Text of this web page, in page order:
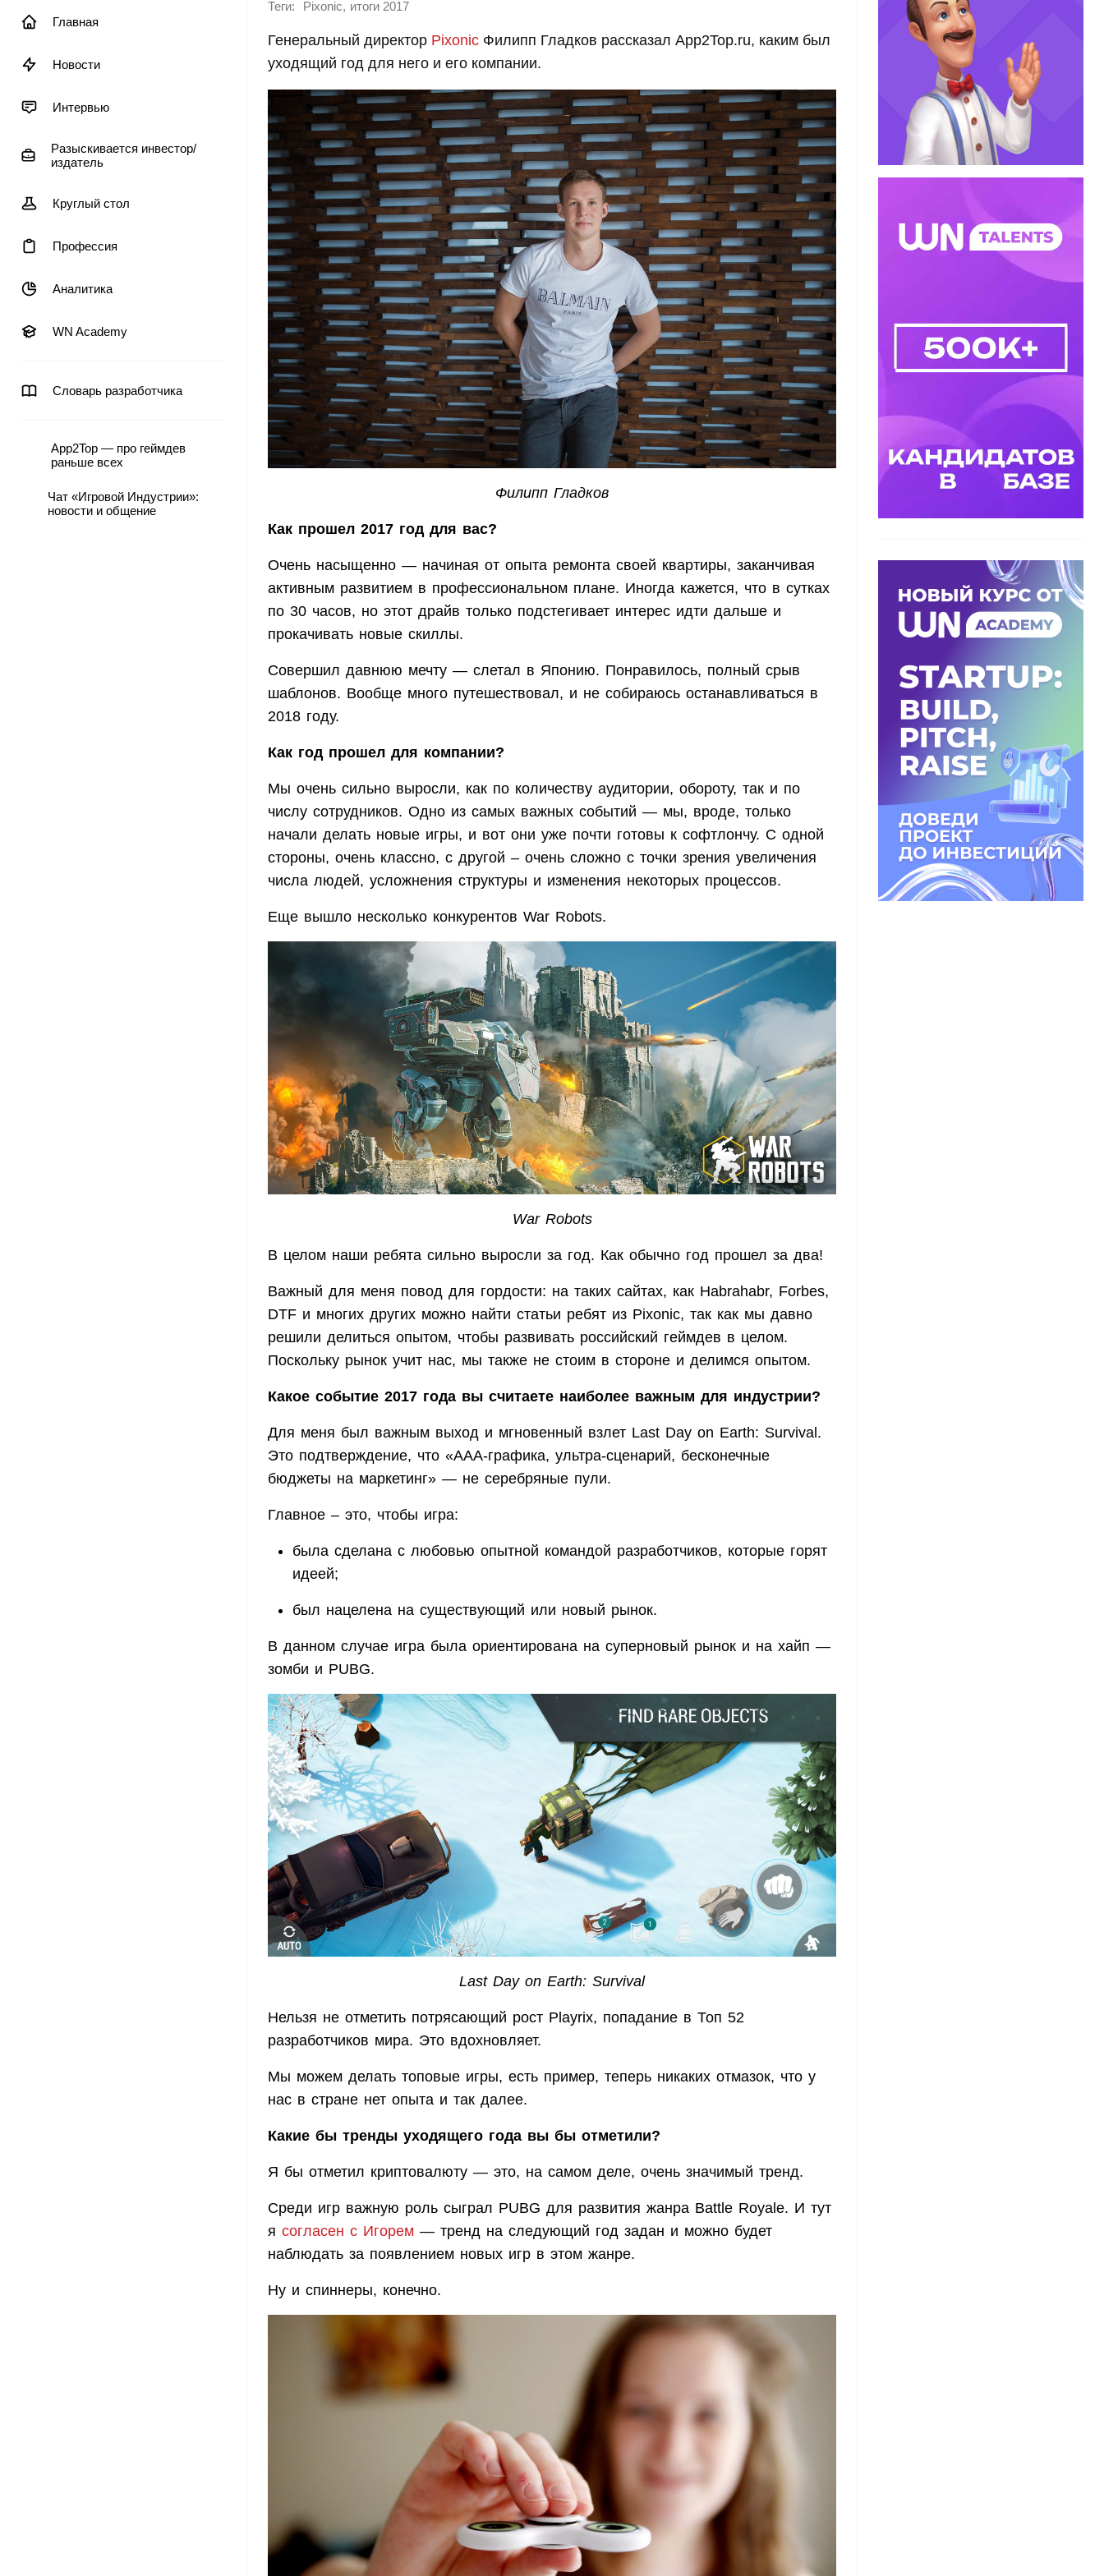
Главная
Новости
Интервью
Разыскивается инвестор/
издатель
Круглый стол
Профессия
Аналитика
WN Academy
Словарь разработчика
App2Top — про геймдев
раньше всех
Чат «Игровой Индустрии»:
новости и общение
Теги: Pixonic, итоги 2017
Генеральный директор Pixonic Филипп Гладков рассказал App2Top.ru, каким был
уходящий год для него и его компании.
Филипп Гладков
Как прошел 2017 год для вас?
Очень насыщенно — начиная от опыта ремонта своей квартиры, заканчивая
активным развитием в профессиональном плане. Иногда кажется, что в сутках
по 30 часов, но этот драйв только подстегивает интерес идти дальше и
прокачивать новые скиллы.
Совершил давнюю мечту — слетал в Японию. Понравилось, полный срыв
шаблонов. Вообще много путешествовал, и не собираюсь останавливаться в
2018 году.
Как год прошел для компании?
Мы очень сильно выросли, как по количеству аудитории, обороту, так и по
числу сотрудников. Одно из самых важных событий — мы, вроде, только
начали делать новые игры, и вот они уже почти готовы к софтлончу. С одной
стороны, очень классно, с другой – очень сложно с точки зрения увеличения
числа людей, усложнения структуры и изменения некоторых процессов.
Еще вышло несколько конкурентов War Robots.
War Robots
В целом наши ребята сильно выросли за год. Как обычно год прошел за два!
Важный для меня повод для гордости: на таких сайтах, как Habrahabr, Forbes,
DTF и многих других можно найти статьи ребят из Pixonic, так как мы давно
решили делиться опытом, чтобы развивать российский геймдев в целом.
Поскольку рынок учит нас, мы также не стоим в стороне и делимся опытом.
Какое событие 2017 года вы считаете наиболее важным для индустрии?
Для меня был важным выход и мгновенный взлет Last Day on Earth: Survival.
Это подтверждение, что «ААА-графика, ультра-сценарий, бесконечные
бюджеты на маркетинг» — не серебряные пули.
Главное – это, чтобы игра:
была сделана с любовью опытной командой разработчиков, которые горят
идеей;
был нацелена на существующий или новый рынок.
В данном случае игра была ориентирована на суперновый рынок и на хайп —
зомби и PUBG.
Last Day on Earth: Survival
Нельзя не отметить потрясающий рост Playrix, попадание в Топ 52
разработчиков мира. Это вдохновляет.
Мы можем делать топовые игры, есть пример, теперь никаких отмазок, что у
нас в стране нет опыта и так далее.
Какие бы тренды уходящего года вы бы отметили?
Я бы отметил криптовалюту — это, на самом деле, очень значимый тренд.
Среди игр важную роль сыграл PUBG для развития жанра Battle Royale. И тут
я согласен с Игорем — тренд на следующий год задан и можно будет
наблюдать за появлением новых игр в этом жанре.
Ну и спиннеры, конечно.